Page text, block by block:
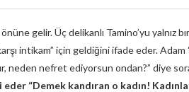
gelir. Üç delikanlı Tamino’yu yalnız
intikam” için geldiğini ifade eder.
neden nefret ediyorsun ondan?” diye
“Demek kandıran o kadın!